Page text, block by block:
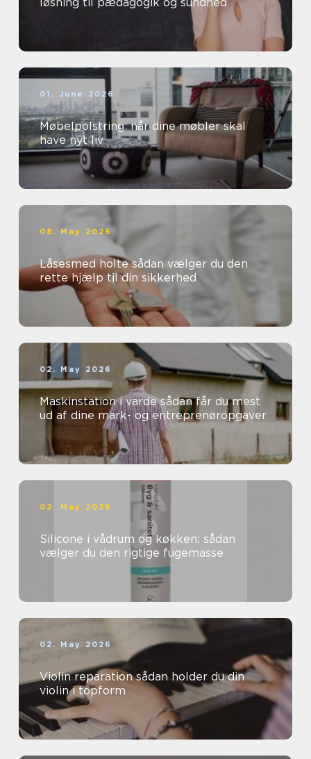
01. June 2026
Møbelpolstring: når dine møbler skal
have nyt liv
08. May 2026
Låsesmed holte sådan vælger du den
rette hjælp til din sikkerhed
02. May 2026
Maskinstation i varde sådan får du mest
ud af dine mark- og entreprenøropgaver
02. May 2026
Silicone i vådrum og køkken: sådan
vælger du den rigtige fugemasse
02. May 2026
Violin reparation sådan holder du din
violin i topform